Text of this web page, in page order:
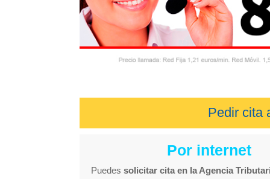
Pedir cita
Por internet
Puedes solicitar cita en la Agencia